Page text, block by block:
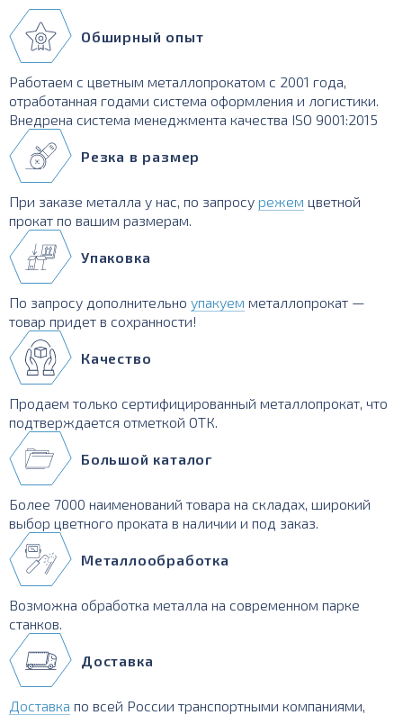
Обширный опыт
Работаем с цветным металлопрокатом с 2001 года,
отработанная годами система оформления и логистики.
Внедрена система менеджмента качества ISO 9001:2015
Резка в размер
При заказе металла у нас, по запросу режем цветной
прокат по вашим размерам.
Упаковка
По запросу дополнительно упакуем металлопрокат —
товар придет в сохранности!
Качество
Продаем только сертифицированный металлопрокат, что
подтверждается отметкой ОТК.
Большой каталог
Более 7000 наименований товара на складах, широкий
выбор цветного проката в наличии и под заказ.
Металлообработка
Возможна обработка металла на современном парке
станков.
Доставка
Доставка по всей России транспортными компаниями,